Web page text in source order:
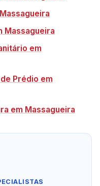
Massagueira
em
Prédio em
em Massagueira